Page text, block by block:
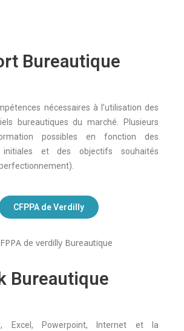
Bureautique
nécessaires à l’utilisation des
bureautiques du marché. Plusieurs
possibles en fonction des
initiales et des objectifs souhaités
CFPPA de Verdilly
Bureautique
Excel, Powerpoint, Internet et la